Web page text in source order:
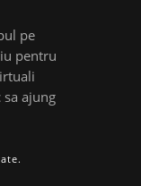
pe
pentru
sa ajung